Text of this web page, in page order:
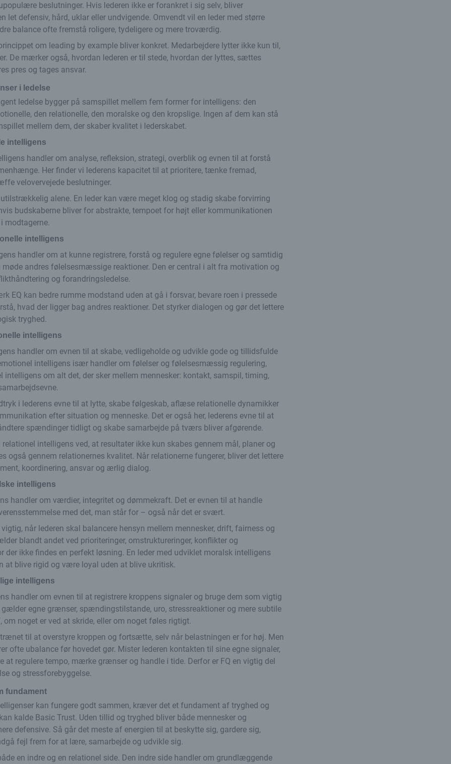
upopulære beslutninger. Hvis lederen ikke er forankret i sig selv, bliver
let defensiv, hård, uklar eller undvigende. Omvendt vil en leder med større
balance ofte fremstå roligere, tydeligere og mere troværdig.
princippet om leading by example bliver konkret. Medarbejdere lytter ikke kun til,
De mærker også, hvordan lederen er til stede, hvordan der lyttes, sættes
pres og tages ansvar.
i ledelse
ledelse bygger på samspillet mellem fem former for intelligens: den
den relationelle, den moralske og den kropslige. Ingen af dem kan stå
mellem dem, der skaber kvalitet i lederskabet.
intelligens
handler om analyse, refleksion, strategi, overblik og evnen til at forstå
Her finder vi lederens kapacitet til at prioritere, tænke fremad,
velovervejede beslutninger.
utilstrækkelig alene. En leder kan være meget klog og stadig skabe forvirring
budskaberne bliver for abstrakte, tempoet for højt eller kommunikationen
modtagerne.
intelligens
handler om at kunne registrere, forstå og regulere egne følelser og samtidig
andres følelsesmæssige reaktioner. Den er central i alt fra motivation og
og forandringsledelse.
EQ kan bedre rumme modstand uden at gå i forsvar, bevare roen i pressede
hvad der ligger bag andres reaktioner. Det styrker dialogen og gør det lettere
tryghed.
intelligens
handler om evnen til at skabe, vedligeholde og udvikle gode og tillidsfulde
intelligens især handler om følelser og følelsesmæssig regulering,
intelligens om alt det, der sker mellem mennesker: kontakt, samspil, timing,
i lederens evne til at lytte, skabe følgeskab, aflæse relationelle dynamikker
efter situation og menneske. Det er også her, lederens evne til at
spændinger tidligt og skabe samarbejde på tværs bliver afgørende.
relationel intelligens ved, at resultater ikke kun skabes gennem mål, planer og
også gennem relationernes kvalitet. Når relationerne fungerer, bliver det lettere
koordinering, ansvar og ærlig dialog.
intelligens
handler om værdier, integritet og dømmekraft. Det er evnen til at handle
med det, man står for – også når det er svært.
når lederen skal balancere hensyn mellem mennesker, drift, fairness og
blandt andet ved prioriteringer, omstruktureringer, konflikter og
der ikke findes en perfekt løsning. En leder med udviklet moralsk intelligens
at blive rigid og være loyal uden at blive ukritisk.
intelligens
handler om evnen til at registrere kroppens signaler og bruge dem som vigtig
egne grænser, spændingstilstande, uro, stressreaktioner og mere subtile
om noget er ved at skride, eller om noget føles rigtigt.
til at overstyre kroppen og fortsætte, selv når belastningen er for høj. Men
ofte ubalance før hovedet gør. Mister lederen kontakten til sine egne signaler,
at regulere tempo, mærke grænser og handle i tide. Derfor er FQ en vigtig del
og stressforebyggelse.
fundament
kan fungere godt sammen, kræver det et fundament af tryghed og
kalde Basic Trust. Uden tillid og tryghed bliver både mennesker og
defensive. Så går det meste af energien til at beskytte sig, gardere sig,
fejl frem for at lære, samarbejde og udvikle sig.
en indre og en relationel side. Den indre side handler om grundlæggende